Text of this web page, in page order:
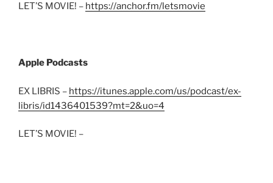
LET’S MOVIE! – https://anchor.fm/letsmovie
Apple Podcasts
EX LIBRIS – https://itunes.apple.com/us/podcast/ex-
libris/id1436401539?mt=2&uo=4
LET’S MOVIE! –